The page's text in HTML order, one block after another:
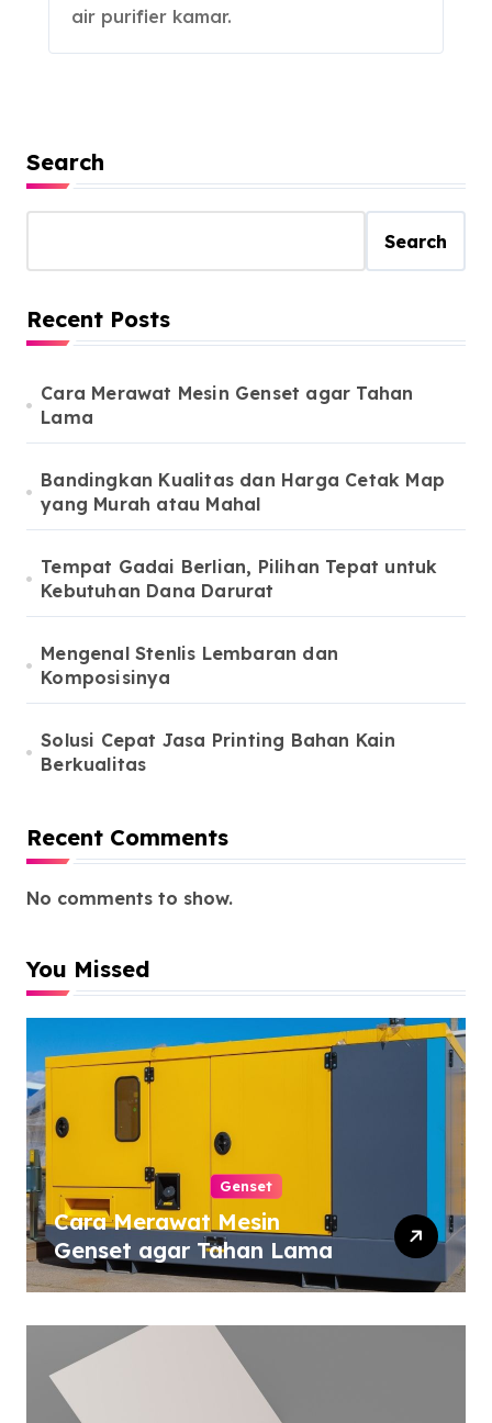
air purifier kamar.
Search
Search
Recent Posts
Cara Merawat Mesin Genset agar Tahan
Lama
Bandingkan Kualitas dan Harga Cetak Map
yang Murah atau Mahal
Tempat Gadai Berlian, Pilihan Tepat untuk
Kebutuhan Dana Darurat
Mengenal Stenlis Lembaran dan
Komposisinya
Solusi Cepat Jasa Printing Bahan Kain
Berkualitas
Recent Comments
No comments to show.
You Missed
Genset
Cara Merawat Mesin
Genset agar Tahan Lama